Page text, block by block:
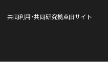
共同利用・共同研究拠点旧サイト